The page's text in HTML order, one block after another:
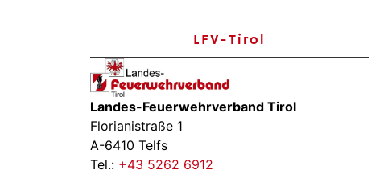
LFV-Tirol
Landes-Feuerwehrverband Tirol
Florianistraße 1
A-6410 Telfs
Tel.: +43 5262 6912